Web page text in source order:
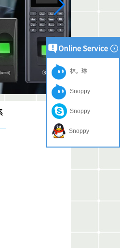
林。琳
Snoppy
Snoppy
Snoppy